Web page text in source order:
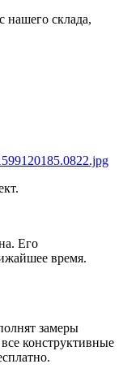
нашего склада,
Его
время.
замеры
конструктивные